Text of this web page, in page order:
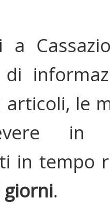
a
articoli, le
in
in tempo
giorni.